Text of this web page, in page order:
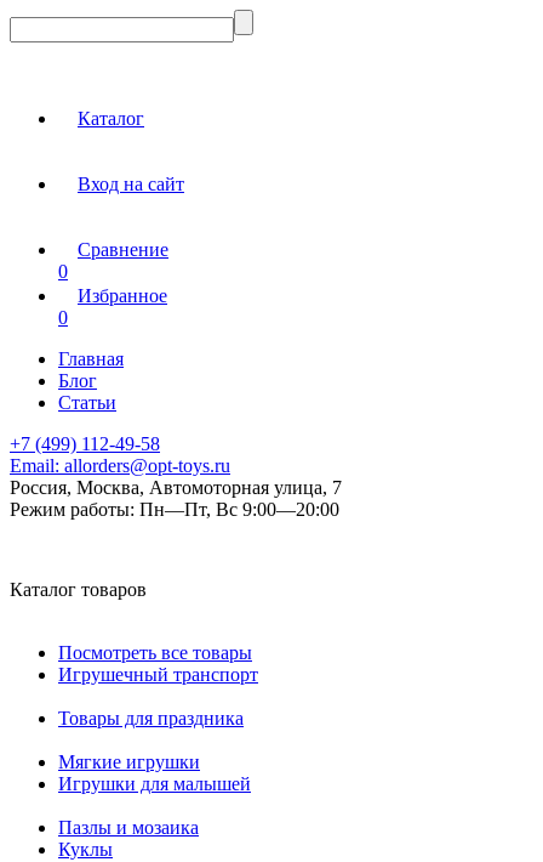
Каталог
Вход на сайт
Сравнение
0
Избранное
0
Главная
Блог
Статьи
+7 (499) 112-49-58
Email: allorders@opt-toys.ru
Россия, Москва, Автомоторная улица, 7
Режим работы: Пн—Пт, Вс 9:00—20:00
Каталог товаров
Посмотреть все товары
Игрушечный транспорт
Товары для праздника
Мягкие игрушки
Игрушки для малышей
Пазлы и мозаика
Куклы